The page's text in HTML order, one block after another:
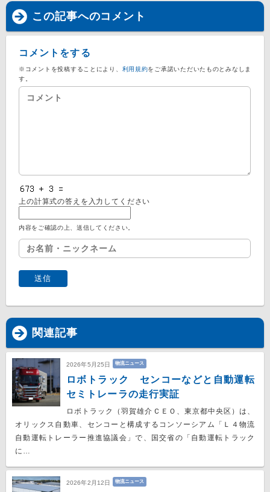
この記事へのコメント
コメントをする
※コメントを投稿することにより、 利用規約をご承諾いただいたものとみなしま
す。
上の計算式の答えを入力してください
内容をご確認の上、送信してください。
関連記事
2026年5月25日 物流ニュース
ロボトラック センコーなどと自動運転
セミトレーラの走行実証
ロボトラック（羽賀雄介ＣＥＯ、東京都中央区）は、
オリックス自動車、センコーと構成するコンソーシアム「Ｌ４物流
自動運転トレーラー推進協議会」で、国交省の「自動運転トラック
に…
2026年2月12日 物流ニュース